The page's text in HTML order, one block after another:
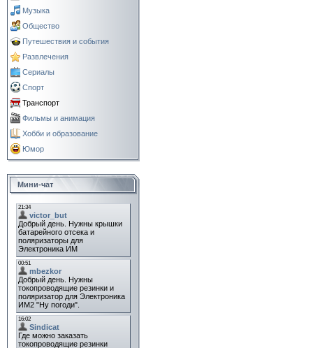
Музыка
Общество
Путешествия и события
Развлечения
Сериалы
Спорт
Транспорт
Фильмы и анимация
Хобби и образование
Юмор
Мини-чат